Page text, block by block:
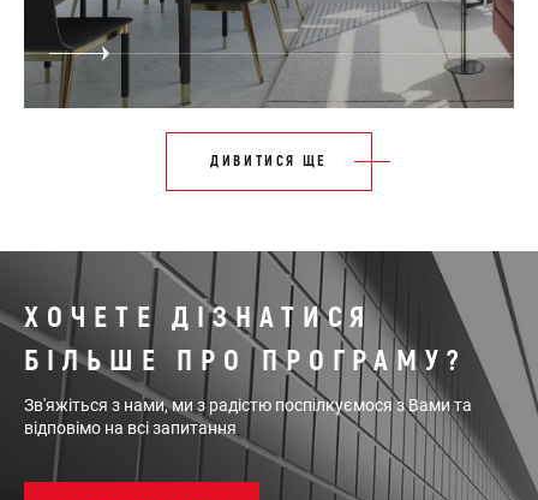
ДИВИТИСЯ ЩЕ
ХОЧЕТЕ ДІЗНАТИСЯ
БІЛЬШЕ ПРО ПРОГРАМУ?
Зв'яжіться з нами, ми з радістю поспілкуємося з Вами та
відповімо на всі запитання